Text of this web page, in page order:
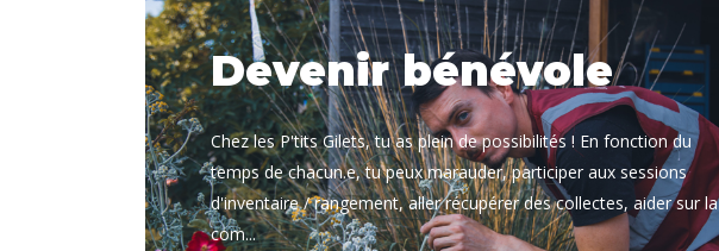
Devenir bénévole
Chez les P'tits Gilets, tu as plein de possibilités ! En fonction du
temps de chacun.e, tu peux marauder, participer aux sessions
d'inventaire / rangement, aller récupérer des collectes, aider sur la
com...